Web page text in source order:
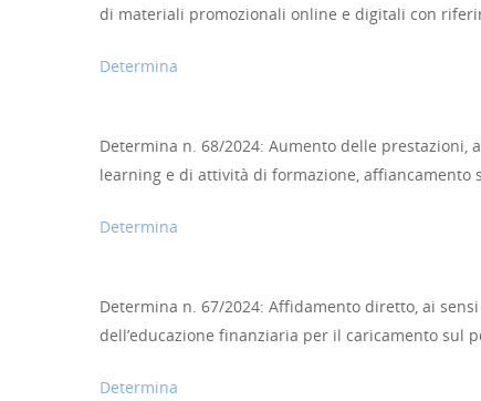
di materiali promozionali online e digitali con
Determina
Determina n. 68/2024: Aumento delle prestazioni,
learning e di attività di formazione, affiancamento
Determina
Determina n. 67/2024: Affidamento diretto, ai
dell’educazione finanziaria per il caricamento sul
Determina